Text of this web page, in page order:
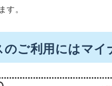
す。
のご利用にはマイ